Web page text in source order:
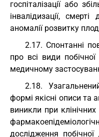
госпіталізації або
інвалідизації,
аномалії розвитку
2.17. Спонтанні
про всі види побічної
медичному
2.18.
формі якісні описи та
виникли при
дослідження побічної